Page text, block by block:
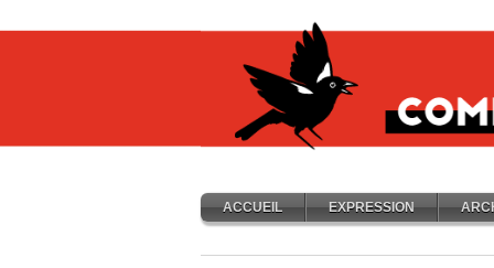
ACCUEIL EXPRESSION